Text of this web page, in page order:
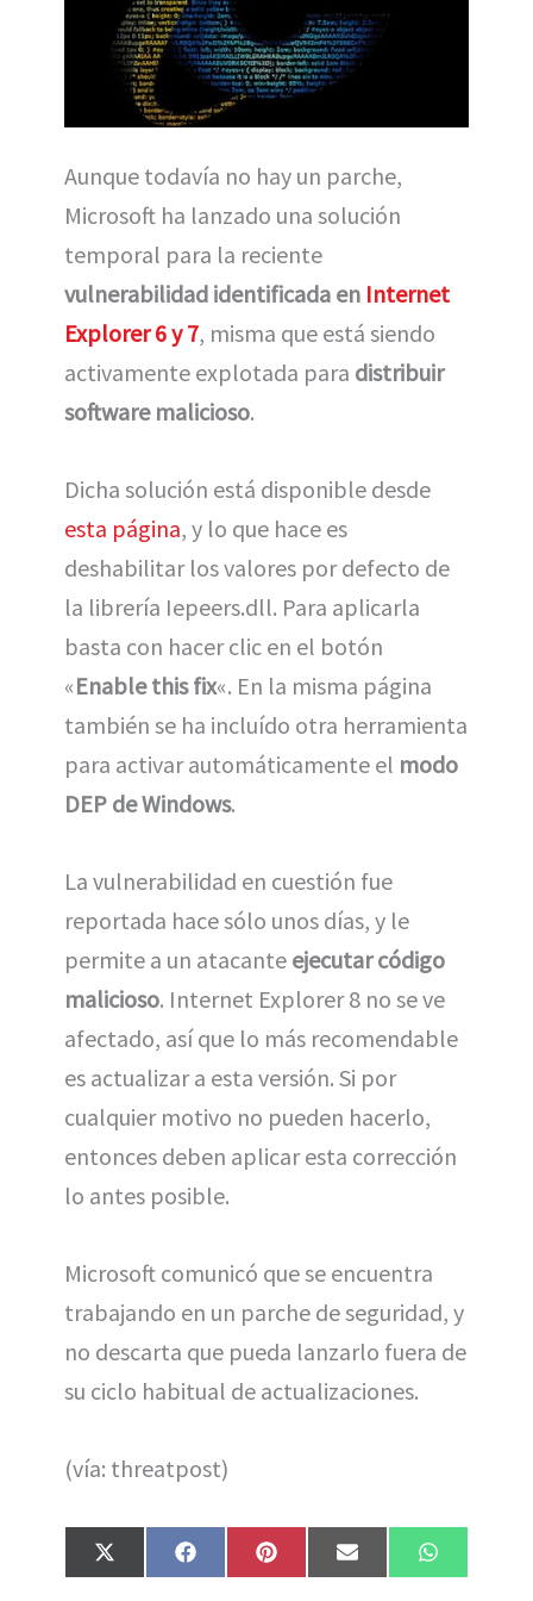
Aunque todavía no hay un parche,
Microsoft ha lanzado una solución
temporal para la reciente
vulnerabilidad identificada en Internet
Explorer 6 y 7, misma que está siendo
activamente explotada para distribuir
software malicioso.
Dicha solución está disponible desde
esta página, y lo que hace es
deshabilitar los valores por defecto de
la librería Iepeers.dll. Para aplicarla
basta con hacer clic en el botón
«Enable this fix«. En la misma página
también se ha incluído otra herramienta
para activar automáticamente el modo
DEP de Windows.
La vulnerabilidad en cuestión fue
reportada hace sólo unos días, y le
permite a un atacante ejecutar código
malicioso. Internet Explorer 8 no se ve
afectado, así que lo más recomendable
es actualizar a esta versión. Si por
cualquier motivo no pueden hacerlo,
entonces deben aplicar esta corrección
lo antes posible.
Microsoft comunicó que se encuentra
trabajando en un parche de seguridad, y
no descarta que pueda lanzarlo fuera de
su ciclo habitual de actualizaciones.
(vía: threatpost)
Compartir
en
X
(
Compartir
en
F
a
Compartir
en
P
i
Compartir
en
E
m
Compartir
en
W
h